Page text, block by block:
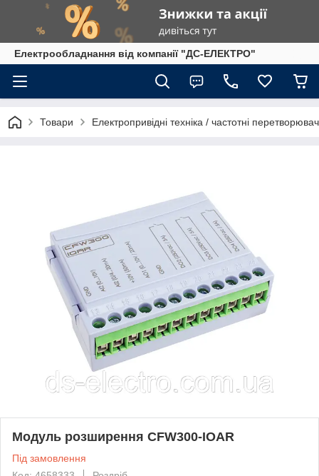
Електрообладнання від компанії "ДС-ЕЛЕКТРО"
Товари Електропривідні техніка / частотні
Модуль розширення CFW300-IOAR
Під замовлення